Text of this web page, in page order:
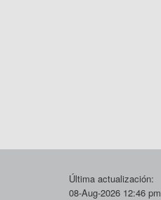
Última actualización:
08-Aug-2026 12:46 pm